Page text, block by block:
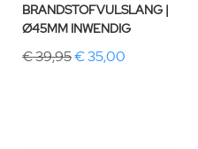
BRANDSTOFVULSLANG |
Ø45MM INWENDIG
€ 39,95€ 35,00